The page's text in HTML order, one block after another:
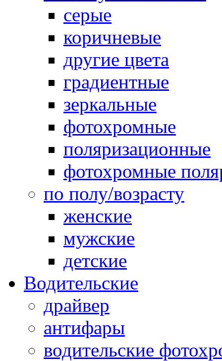
серые
коричневые
другие цвета
градиентные
зеркальные
фотохромные
поляризационные
фотохромные
по полу/возрасту
женские
мужские
детские
Водительские
драйвер
антифары
водительские